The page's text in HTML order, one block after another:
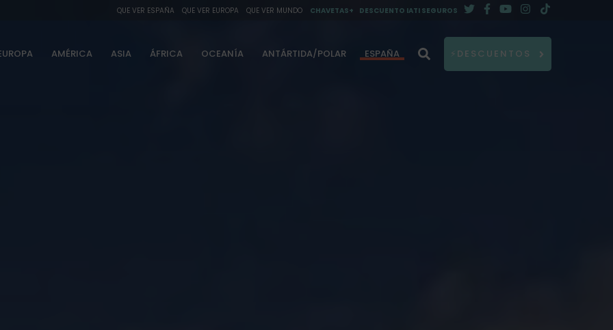
QUE VER ESPAÑA QUE VER EUROPA QUE VER MUNDO CHAVETAS+ DESCUENTO IATI SEGUROS
AMÉRICA ASIA ÁFRICA OCEANÍA ANTÁRTIDA/POLAR ESPAÑA ⚡DESCUENTOS